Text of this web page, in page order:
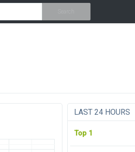
LAST 24 HOURS
Top 1